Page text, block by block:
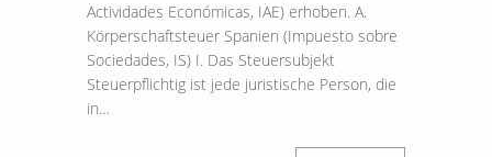
Actividades Económicas, IAE) erhoben. A.
Körperschaftsteuer Spanien (Impuesto sobre
Sociedades, IS) I. Das Steuersubjekt
Steuerpflichtig ist jede juristische Person, die
in…